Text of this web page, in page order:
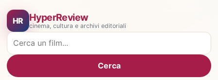
HR HyperReview
cinema, cultura e archivi editoriali
Cerca film
Cerca